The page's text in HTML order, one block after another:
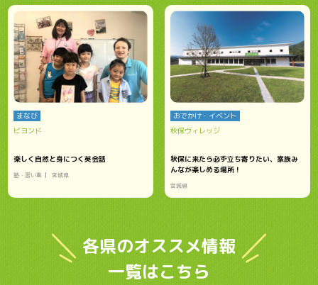
まなび
ビヨンド
楽しく自然と身につく英会話
塾・習い事 宮城県
おでかけ・イベント
秋保ヴィレッジ
秋保に来たら必ず立ち寄りたい、家族み
んなが楽しめる場所！
宮城県
各県のオススメ情報
一覧はこちら